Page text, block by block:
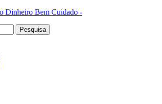
Dinheiro Bem Cuidado -